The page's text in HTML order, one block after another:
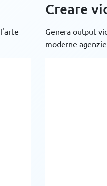
Creare
Genera output
moderne